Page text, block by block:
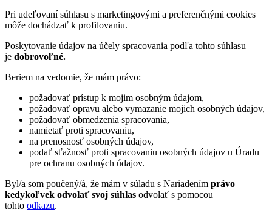
Pri udeľovaní súhlasu s marketingovými a preferenčnými cookies
môže dochádzať k profilovaniu.
Poskytovanie údajov na účely spracovania podľa tohto súhlasu
je dobrovoľné.
Beriem na vedomie, že mám právo:
požadovať prístup k mojim osobným údajom,
požadovať opravu alebo vymazanie mojich osobných údajov,
požadovať obmedzenia spracovania,
namietať proti spracovaniu,
na prenosnosť osobných údajov,
podať sťažnosť proti spracovaniu osobných údajov u Úradu
pre ochranu osobných údajov.
Byl/a som poučený/á, že mám v súladu s Nariadením právo
kedykoľvek odvolať svoj súhlas odvolať s pomocou
tohto odkazu.